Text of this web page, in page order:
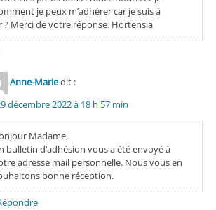
je peux m’adhérer car je suis à
? Merci de votre réponse. Hortensia
Anne-Mariedit :
décembre 2022 à 18 h 57 min
Madame,
bulletin d’adhésion vous a été envoyé à
adresse mail personnelle. Nous vous en
bonne réception.